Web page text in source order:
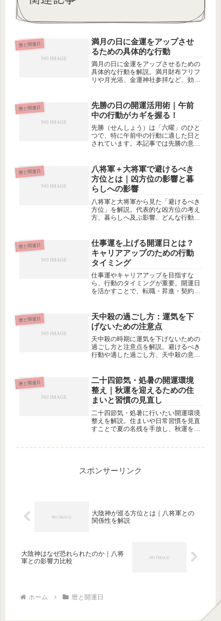
暦と開運日
満月の日に金運をアップさせ
るための具体的な行動
満月の日に金運をアップさせるための
具体的な行動を解説。満月財布フリフ
リや月光浴、金運神社参拝など、効果
暦と開運日
先勝の日の開運活用術｜午前
中の行動がカギを握る！
先勝（せんしょう）は「六曜」のひと
つで、特に午前中の行動に適した日と
されています。本記事では先勝の意味
す。
暦と開運日
八将軍＋大将軍で避けるべき
方位とは｜凶方位の影響と暮
らしへの影響
八将軍と大将軍から見た「避けるべき
方位」を解説。代表的な凶方位の考え
方、暮らしへ及ぶ影響、どんな行動が
暦と開運日
仕事運を上げる開運日とは？
キャリアアップのための行動
タイミング
仕事運やキャリアアップを目指すな
ら、行動のタイミングが重要。開運日
を活かすことで、転職・昇進・契約・
る具体的な行動を紹介。
暦と開運日
天中殺の過ごし方：運気を下
げないための注意点
天中殺の時期に運気を下げないための
過ごし方と注意点を解説。避けるべき
行動や適した過ごし方、天中殺の意味
暦と開運日
二十四節気・処暑の開運環境
整え｜秋運を迎えるための住
まいと習慣の見直し
二十四節気・処暑に行いたい開運環境
整えを解説。住まいや日常習慣を見直
すことで夏の名残を手放し、秋運をス
スポンサーリンク
大陰神が巡る方位とは｜八将軍との
関係性を解説
大陰神はなぜ恐れられたのか｜八将
軍との影響力比較
ホーム 暦と開運日